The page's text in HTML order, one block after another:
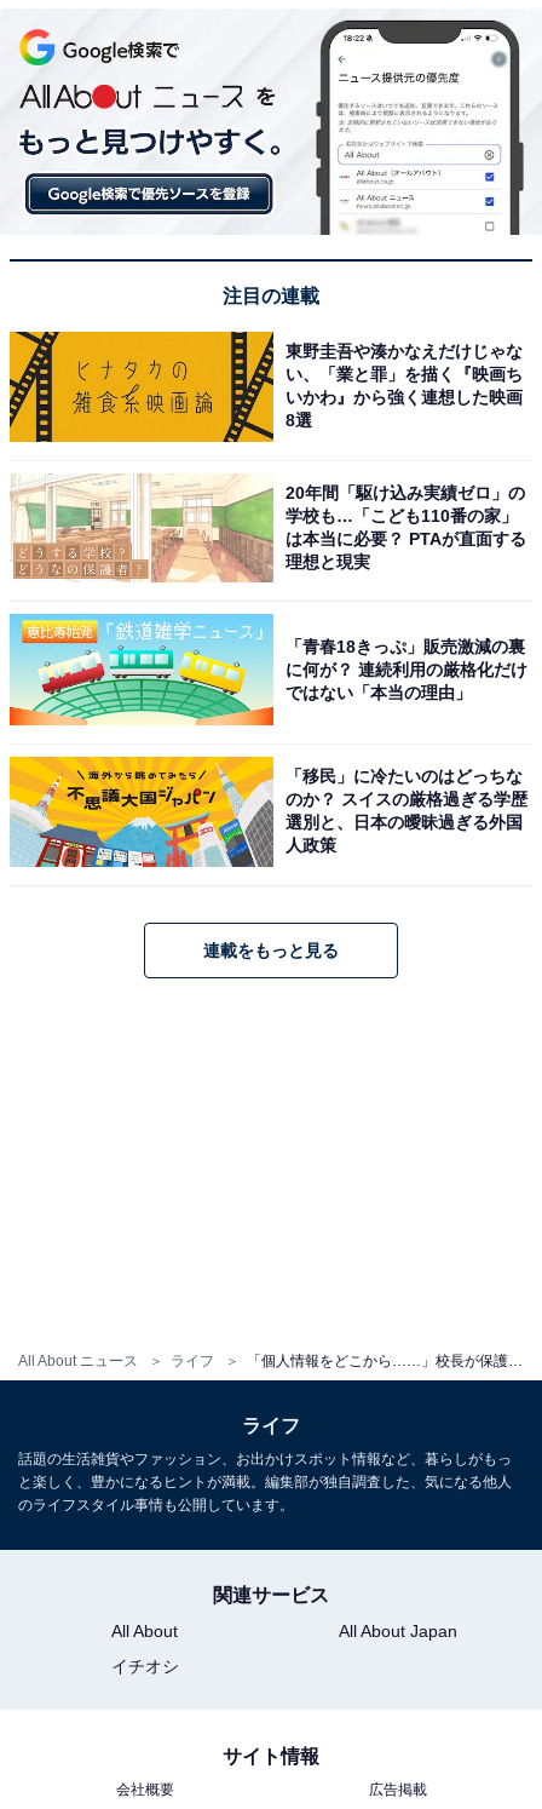
All About ニュース ライフ
個人情報の取り扱いの問題を抱えるのは、学校とPTAだ
けではありません。地域によっては子ども会や自治会が
登校班の編成を行っており、学校が新入生の住所・氏名
などを渡しています。もちろんこれもPTAの場合と同様
の問題があります。
校長が守秘義務違反で書類送検
前の記事
第11回
「義務教育は無償」なはずで
は？ 保護者から徴収したPTA会
費で「学校に物品寄贈」の問題
点
次の記事
か？「抜けたいのに抜けられな
い」PTAが“P連”を退会するの
が難しい理由
注目の連載
東野圭吾や湊かなえだけじゃな
い、「業と罪」を描く『映画ち
いかわ』から強く連想した映画
8選
20年間「駆け込み実績ゼロ」の
学校も…「こども110番の家」
は本当に必要？ PTAが直面する
理想と現実
「青春18きっぷ」販売激減の裏
に何が？ 連続利用の厳格化だけ
ではない「本当の理由」
「移民」に冷たいのはどっちな
のか？ スイスの厳格過ぎる学歴
選別と、日本の曖昧過ぎる外国
人政策
連載をもっと見る
ライフ
話題の生活雑貨やファッション、お出かけスポット情報など、暮らしがもっ
と楽しく、豊かになるヒントが満載。編集部が独自調査した、気になる他人
のライフスタイル事情も公開しています。
関連サービス
All About
All About Japan
イチオシ
サイト情報
会社概要 広告掲載